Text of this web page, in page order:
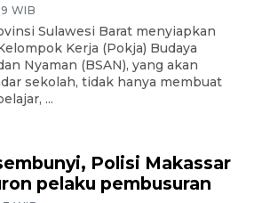
WIB
Sulawesi Barat menyiapkan
Kerja (Pokja) Budaya
Nyaman (BSAN), yang akan
sekolah, tidak hanya membuat
...
Polisi Makassar
pelaku pembusuran
ke-80 Raja Keraton